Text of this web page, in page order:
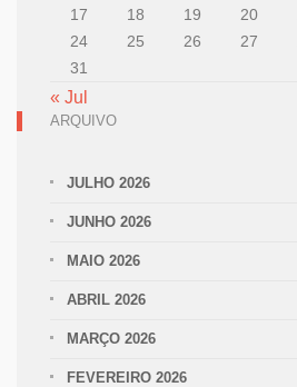
17
18 19 20
24
25 26 27
31
« Jul
ARQUIVO
JULHO 2026
JUNHO 2026
MAIO 2026
ABRIL 2026
MARÇO 2026
FEVEREIRO 2026